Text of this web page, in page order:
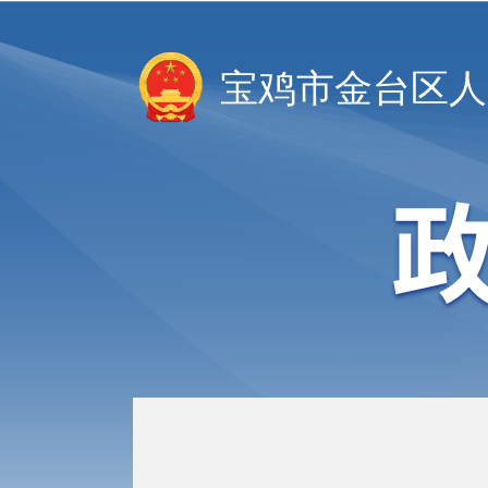
宝鸡市金台区